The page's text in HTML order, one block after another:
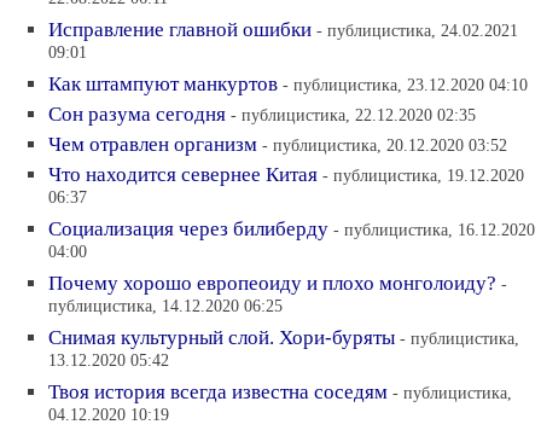
Исправление главной ошибки - публицистика, 24.02.2021
09:01
Как штампуют манкуртов - публицистика, 23.12.2020 04:10
Сон разума сегодня - публицистика, 22.12.2020 02:35
Чем отравлен организм - публицистика, 20.12.2020 03:52
Что находится севернее Китая - публицистика, 19.12.2020
06:37
Социализация через билиберду - публицистика, 16.12.2020
04:00
Почему хорошо европеоиду и плохо монголоиду? -
публицистика, 14.12.2020 06:25
Снимая культурный слой. Хори-буряты - публицистика,
13.12.2020 05:42
Твоя история всегда известна соседям - публицистика,
04.12.2020 10:19